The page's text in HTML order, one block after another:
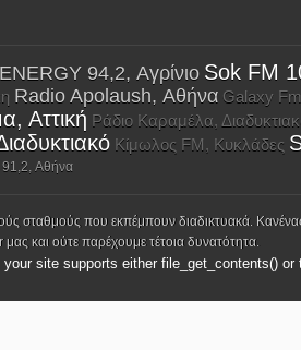
ENERGY 94,2, Αγρίνιο Sok FM
Radio Apolaush, Αθήνα Galaxy
Αττική Ράδιο Καραμέλα,
Κίμωλος FM, Κυκλάδες
91,2, Αθήνα
σταθμούς που εκπέμπουν διαδικτυακά.
και ούτε παρέχουμε τέτοια δυνατότητα.
site supports either file_get_contents() or